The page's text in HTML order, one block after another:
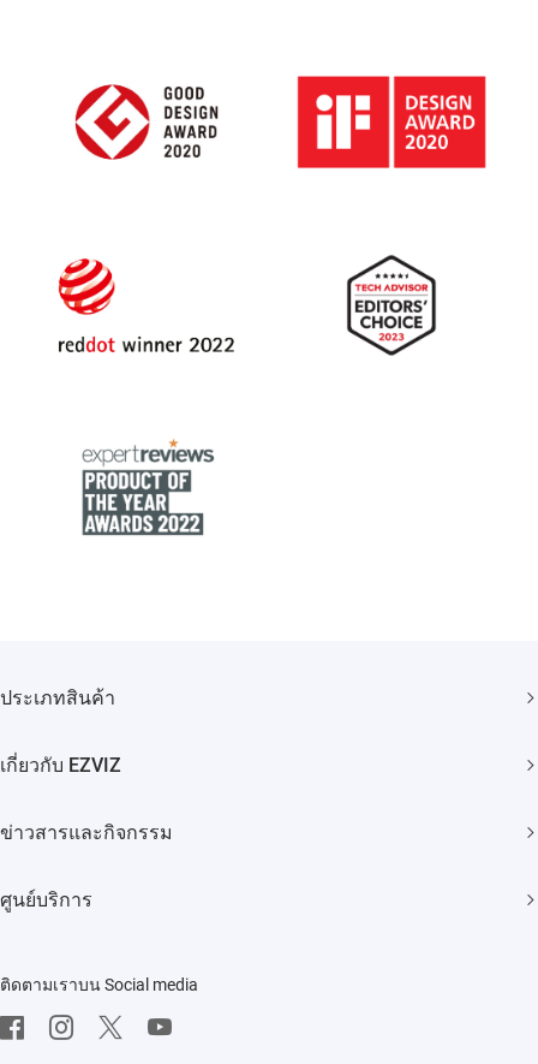
ประเภทสินค้า
เกี่ยวกับ EZVIZ
Trust Center
ข่าวสารและกิจกรรม
ศูนย์บริการ
ดาวโหลด
ติดตามเราบน Social media